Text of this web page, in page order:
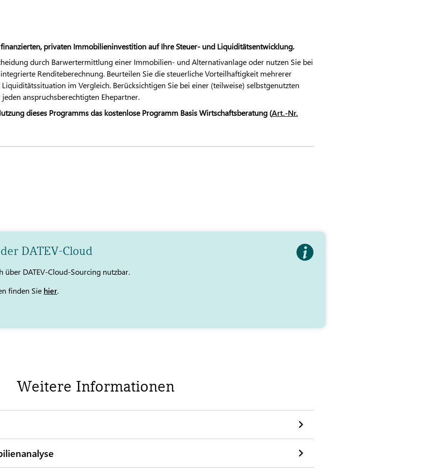
privaten Immobilieninvestition auf Ihre Steuer- und Liquiditätsentwicklung.
durch Barwertermittlung einer Immobilien- und Alternativanlage oder nutzen Sie bei
Renditeberechnung. Beurteilen Sie die steuerliche Vorteilhaftigkeit mehrerer
im Vergleich. Berücksichtigen Sie bei einer (teilweise) selbstgenutzten
anspruchsberechtigten Ehepartner.
dieses Programms das kostenlose Programm Basis Wirtschaftsberatung (Art.-Nr.
DATEV-Cloud
über DATEV-Cloud-Sourcing nutzbar.
finden Sie hier.
Weitere Informationen